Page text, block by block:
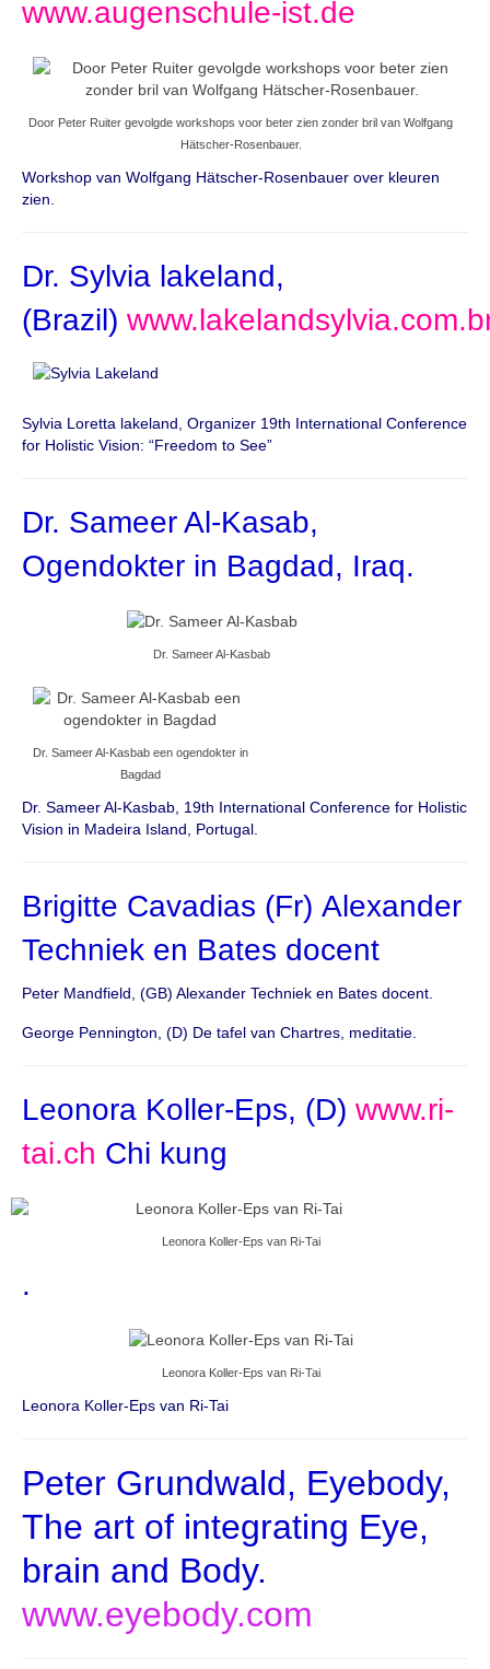
www.augenschule-ist.de
Door Peter Ruiter gevolgde workshops voor beter zien zonder bril van Wolfgang
Hätscher-Rosenbauer.
Workshop van Wolfgang Hätscher-Rosenbauer over kleuren
zien.
Dr. Sylvia lakeland,
(Brazil)
Sylvia Loretta lakeland, Organizer 19th International Conference
for Holistic Vision: “Freedom to See”
Dr. Sameer Al-Kasab,
Ogendokter in Bagdad, Iraq.
Dr. Sameer Al-Kasbab
Dr. Sameer Al-Kasbab een ogendokter in
Bagdad
Dr. Sameer Al-Kasbab, 19th International Conference for Holistic
Vision in Madeira Island, Portugal.
Brigitte Cavadias (Fr) Alexander
Techniek en Bates docent
Peter Mandfield, (GB) Alexander Techniek en Bates docent.
George Pennington, (D) De tafel van Chartres, meditatie.
Leonora Koller-Eps, (D) www.ri-
tai.ch Chi kung
Leonora Koller-Eps van Ri-Tai
.
Leonora Koller-Eps van Ri-Tai
Leonora Koller-Eps van Ri-Tai
Peter Grundwald, Eyebody,
The art of integrating Eye,
brain and Body.
www.eyebody.com